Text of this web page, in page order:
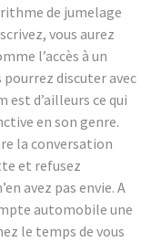
de jumelage
vous aurez
l’accès à un
pourrez discuter avec
est d’ailleurs ce qui
en son genre.
la conversation
et refusez
avez pas envie. A
automobile une
le temps de vous